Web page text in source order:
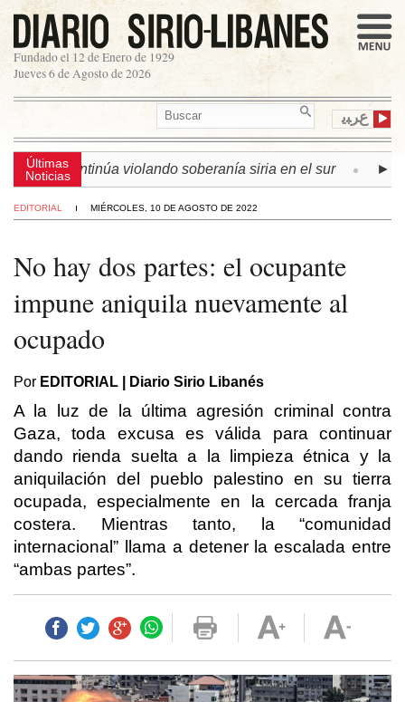
Fundado el 12 de Enero de 1929
Jueves 6 de Agosto de 2026
ﻉﺮﺒﻳ
Últimas
Noticias
continúa violando soberanía siria en el sur ►
EDITORIAL MIÉRCOLES, 10 DE AGOSTO DE 2022
No hay dos partes: el ocupante
impune aniquila nuevamente al
ocupado
Por EDITORIAL | Diario Sirio Libanés
A la luz de la última agresión criminal contra
Gaza, toda excusa es válida para continuar
dando rienda suelta a la limpieza étnica y la
aniquilación del pueblo palestino en su tierra
ocupada, especialmente en la cercada franja
costera. Mientras tanto, la “comunidad
internacional” llama a detener la escalada entre
“ambas partes”.